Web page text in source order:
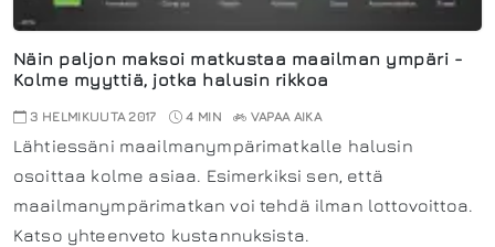
Näin paljon maksoi matkustaa maailman ympäri -
Kolme myyttiä, jotka halusin rikkoa
3 HELMIKUUTA 2017 4 MIN VAPAA AIKA
Lähtiessäni maailmanympärimatkalle halusin
osoittaa kolme asiaa. Esimerkiksi sen, että
maailmanympärimatkan voi tehdä ilman lottovoittoa.
Katso yhteenveto kustannuksista.